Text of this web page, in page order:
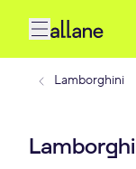
Lamborghini